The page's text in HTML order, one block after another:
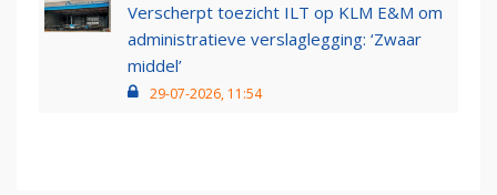
Verscherpt toezicht ILT op KLM E&M om
administratieve verslaglegging: ‘Zwaar
middel’
29-07-2026, 11:54